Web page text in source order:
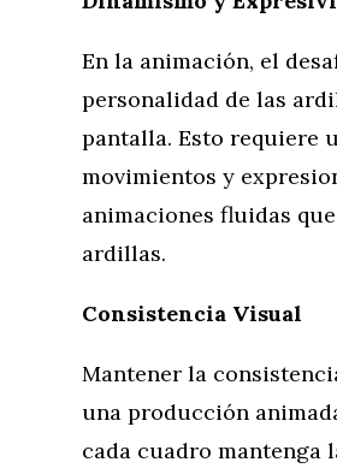
En la animación, el
personalidad de las
pantalla. Esto requiere
movimientos y
animaciones fluidas
ardillas.
Consistencia Visual
Mantener la
una producción
cada cuadro mantenga